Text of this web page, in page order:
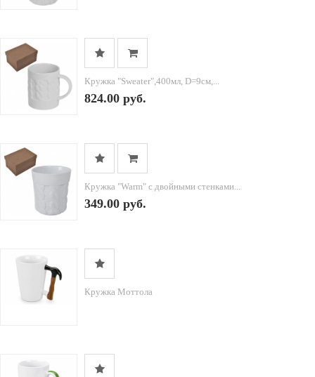
Кружка "Sweater",400мл, D=9см,...
824.00 руб.
Кружка "Warm" с двойными стенками...
349.00 руб.
Кружка Моттола